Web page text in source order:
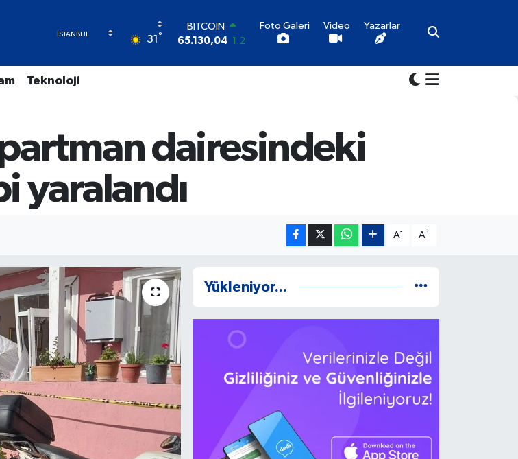
31 °
BITCOIN
65.130,04 1.2
GRAM ALTIN
6618.49
2.12
13.773
Foto Galeri Video Yazarlar
Teknoloji
dairesindeki
yaralandı
A- A+
Yükleniyor...